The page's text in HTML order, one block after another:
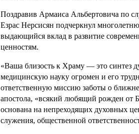
Поздравив Армаиса Альбертовича по
Езрас Нерсисян подчеркнул
выдающийся вклад в развитие
ценностям.
«Ваша близость к Храму — это синтез
медицинскую науку огромен и его
ответственную миссию заботы о
апостола, «всякий любящий рожден от
основана на непреходящих духовных
служения, общественной